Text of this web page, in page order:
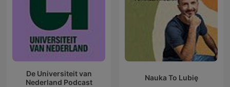
De Universiteit van
Nederland Podcast
Nauka To Lubię